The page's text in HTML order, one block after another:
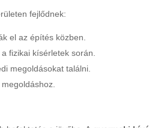
fejlődnek:
el az építés közben.
fizikai kísérletek során.
megoldásokat találni.